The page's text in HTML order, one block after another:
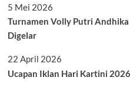
5 Mei 2026
Turnamen Volly Putri
Digelar
22 April 2026
Ucapan Iklan Hari Kartini 2026